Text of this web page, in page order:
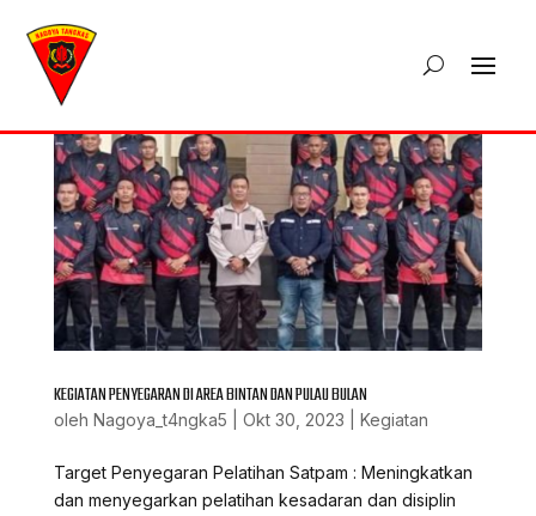
KEGIATAN PENYEGARAN DI AREA BINTAN DAN PULAU BULAN
oleh Nagoya_t4ngka5 Okt 30, 2023 Kegiatan
Target Penyegaran Pelatihan Satpam : Meningkatkan
dan menyegarkan pelatihan kesadaran dan disiplin